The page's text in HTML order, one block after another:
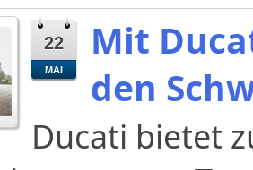
22
MAI
Mit
den
Ducati bietet